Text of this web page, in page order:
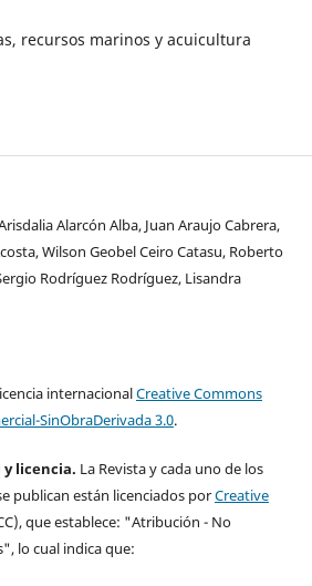
recursos marinos y acuicultura
Alarcón Alba, Juan Araujo Cabrera,
Wilson Geobel Ceiro Catasu, Roberto
Rodríguez Rodríguez, Lisandra
internacionalCreative Commons
SinObraDerivada 3.0.
licencia. La Revista y cada uno de los
publican están licenciados porCreative
que establece: "Atribución - No
lo cual indica que: